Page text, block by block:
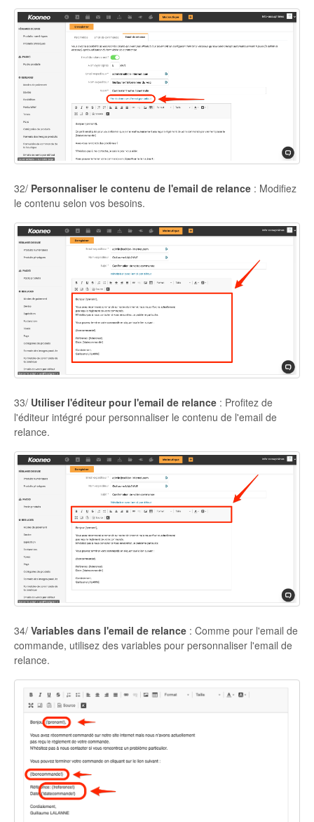
32/ Personnaliser le contenu de l'email de relance : Modifiez
le contenu selon vos besoins.
33/ Utiliser l'éditeur pour l'email de relance : Profitez de
l'éditeur intégré pour personnaliser le contenu de l'email de
relance.
34/ Variables dans l'email de relance : Comme pour l'email de
commande, utilisez des variables pour personnaliser l'email de
relance.